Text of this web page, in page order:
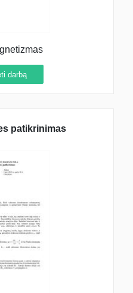
darbą
patikrinimas